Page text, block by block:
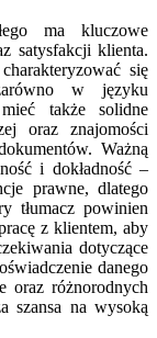
ma kluczowe
satysfakcji klienta.
się
w języku
także solidne
oraz znajomości
Ważną
i dokładność –
prawne, dlatego
tłumacz powinien
z klientem, aby
dotyczące
danego
oraz różnorodnych
szansa na wysoką